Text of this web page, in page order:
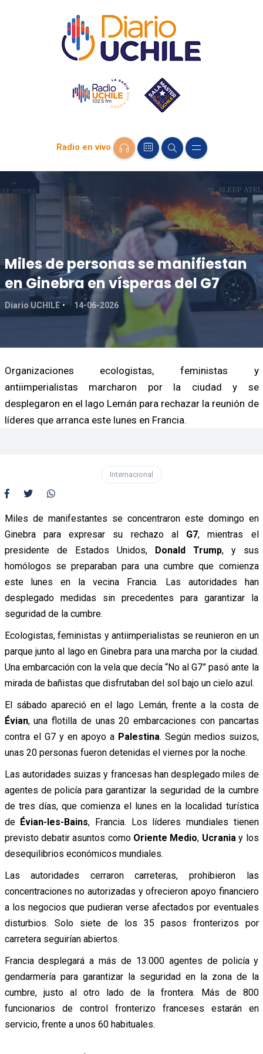
Radio en vivo
Miles de personas se manifiestan
en Ginebra en vísperas del G7
Diario UCHILE 14-06-2026
Organizaciones ecologistas, feministas y
antiimperialistas marcharon por la ciudad y se
desplegaron en el lago Lemán para rechazar la reunión de
líderes que arranca este lunes en Francia.
Internacional
Miles de manifestantes se concentraron este domingo en
Ginebra para expresar su rechazo al G7, mientras el
presidente de Estados Unidos, Donald Trump, y sus
homólogos se preparaban para una cumbre que comienza
este lunes en la vecina Francia. Las autoridades han
desplegado medidas sin precedentes para garantizar la
seguridad de la cumbre.
Ecologistas, feministas y antiimperialistas se reunieron en un
parque junto al lago en Ginebra para una marcha por la ciudad.
Una embarcación con la vela que decía “No al G7” pasó ante la
mirada de bañistas que disfrutaban del sol bajo un cielo azul.
El sábado apareció en el lago Lemán, frente a la costa de
Évian, una flotilla de unas 20 embarcaciones con pancartas
contra el G7 y en apoyo a Palestina. Según medios suizos,
unas 20 personas fueron detenidas el viernes por la noche.
Las autoridades suizas y francesas han desplegado miles de
agentes de policía para garantizar la seguridad de la cumbre
de tres días, que comienza el lunes en la localidad turística
de Évian-les-Bains, Francia. Los líderes mundiales tienen
previsto debatir asuntos como Oriente Medio, Ucrania y los
desequilibrios económicos mundiales.
Las autoridades cerraron carreteras, prohibieron las
concentraciones no autorizadas y ofrecieron apoyo financiero
a los negocios que pudieran verse afectados por eventuales
disturbios. Solo siete de los 35 pasos fronterizos por
carretera seguirían abiertos.
Francia desplegará a más de 13.000 agentes de policía y
gendarmería para garantizar la seguridad en la zona de la
cumbre, justo al otro lado de la frontera. Más de 800
funcionarios de control fronterizo franceses estarán en
servicio, frente a unos 60 habituales.